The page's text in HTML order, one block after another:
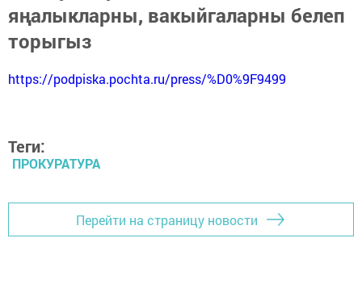
яңалыкларны, вакыйгаларны белеп
торыгыз
https://podpiska.pochta.ru/press/%D0%9F9499
Теги:
ПРОКУРАТУРА
Перейти на страницу новости